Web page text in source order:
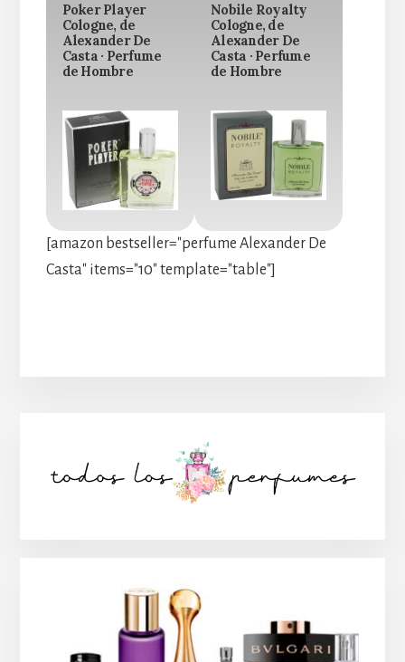
Poker Player
Cologne, de
Alexander De
Casta · Perfume
de Hombre
Nobile Royalty
Cologne, de
Alexander De
Casta · Perfume
de Hombre
[amazon bestseller="perfume Alexander De
Casta" items="10" template="table"]
lateral